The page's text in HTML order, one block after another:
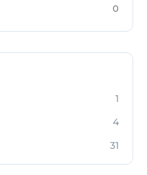
0
1
4
31